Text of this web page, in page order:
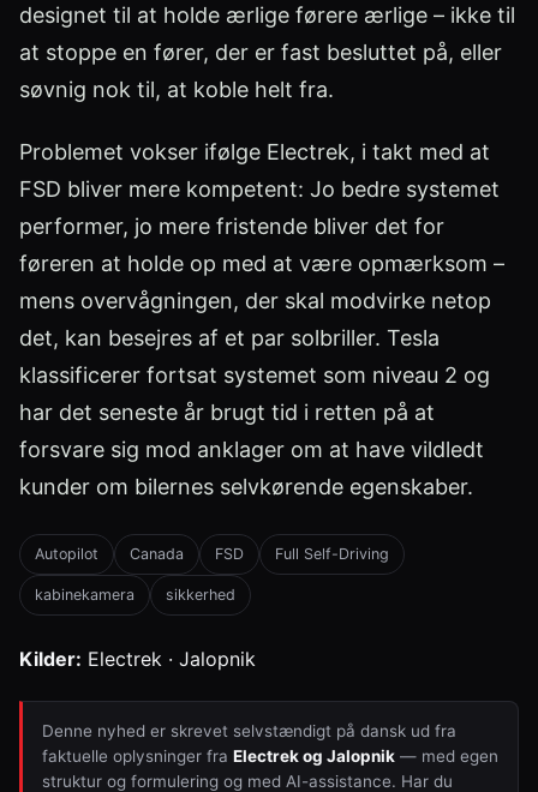
designet til at holde ærlige førere ærlige – ikke til
at stoppe en fører, der er fast besluttet på, eller
søvnig nok til, at koble helt fra.
Problemet vokser ifølge Electrek, i takt med at
FSD bliver mere kompetent: Jo bedre systemet
performer, jo mere fristende bliver det for
føreren at holde op med at være opmærksom –
mens overvågningen, der skal modvirke netop
det, kan besejres af et par solbriller. Tesla
klassificerer fortsat systemet som niveau 2 og
har det seneste år brugt tid i retten på at
forsvare sig mod anklager om at have vildledt
kunder om bilernes selvkørende egenskaber.
Autopilot Canada FSD Full Self-Driving
kabinekamera sikkerhed
Kilder: Electrek · Jalopnik
Denne nyhed er skrevet selvstændigt på dansk ud fra
faktuelle oplysninger fra Electrek og Jalopnik — med egen
struktur og formulering og med AI-assistance. Har du